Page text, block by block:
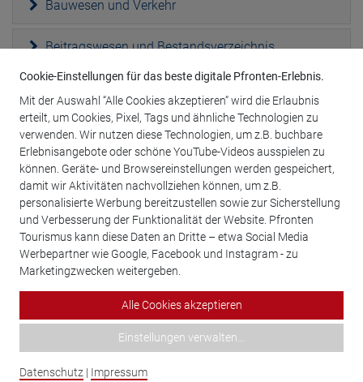
Bauwesen und Verkehr
Beitragswesen und Bestandsverzeichnis
Bürgerbüro
EDV
Eisstadion Pfronten
Freizeiteinrichtungen
Grundstücksangelegenheiten
Liegenschaften
Quartiersmanagement "Seniorinnen/Senioren/
ältere Menschen"
Cookie-Einstellungen für das beste digitale Pfronten-Erlebnis.
Mit der Auswahl “Alle Cookies akzeptieren“ wird die Erlaubnis
erteilt, um Cookies, Pixel, Tags und ähnliche Technologien zu
verwenden. Wir nutzen diese Technologien, um z.B. buchbare
Erlebnisangebote oder schöne YouTube-Videos ausspielen zu
können. Geräte- und Browsereinstellungen werden gespeichert,
damit wir Aktivitäten nachvollziehen können, um z.B.
personalisierte Werbung bereitzustellen sowie zur Sicherstellung
und Verbesserung der Funktionalität der Website. Pfronten
Tourismus kann diese Daten an Dritte – etwa Social Media
Werbepartner wie Google, Facebook und Instagram - zu
Marketingzwecken weitergeben.
Alle Cookies akzeptieren
Einstellungen verwalten...
Datenschutz | Impressum